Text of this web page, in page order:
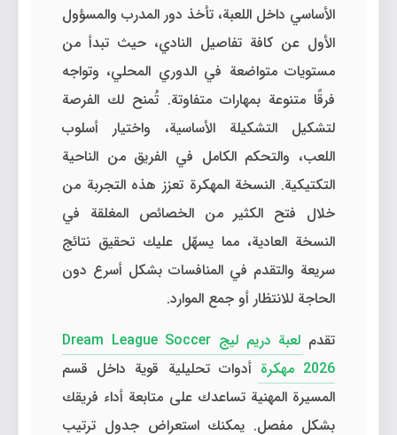
الأساسي داخل اللعبة، تأخذ دور المدرب والمسؤول
الأول عن كافة تفاصيل النادي، حيث تبدأ من
مستويات متواضعة في الدوري المحلي، وتواجه
فرقًا متنوعة بمهارات متفاوتة. تُمنح لك الفرصة
لتشكيل التشكيلة الأساسية، واختيار أسلوب
اللعب، والتحكم الكامل في الفريق من الناحية
التكتيكية. النسخة المهكرة تعزز هذه التجربة من
خلال فتح الكثير من الخصائص المغلقة في
النسخة العادية، مما يسهّل عليك تحقيق نتائج
سريعة والتقدم في المنافسات بشكل أسرع دون
الحاجة للانتظار أو جمع الموارد.
تقدم
لعبة دريم ليج Dream League Soccer
2026 مهكرة
أدوات تحليلية قوية داخل قسم
المسيرة المهنية تساعدك على متابعة أداء فريقك
بشكل مفصل. يمكنك استعراض جدول ترتيب